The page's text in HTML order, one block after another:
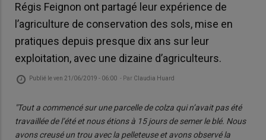
Régis Feignon ont partagé leur expérience de
l’agriculture de conservation des sols, mise en
pratiques depuis presque dix ans sur leur
exploitation, avec une dizaine d’agriculteurs.
Publié leven 21/06/2019 - 06:00 - Par Claudia Huard
"Tout a commencé sur une parcelle de colza qui n’avait pas été
travaillée de l’été et nous étions à 15 jours de semer le blé. Nous
avons creusé un trou avec la pelleteuse et avons observé la